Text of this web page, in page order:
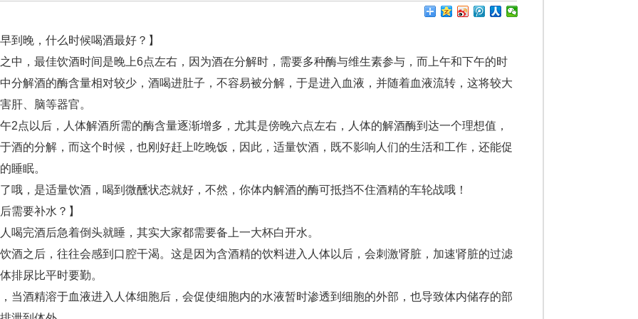
晚，什么时候喝酒最好？】
最佳饮酒时间是晚上6点左右，因为酒在分解时，需要多种酶与维生素参与，而上午和下午的时
分解酒的酶含量相对较少，酒喝进肚子，不容易被分解，于是进入血液，并随着血液流转，这将较大
肝、脑等器官。
以后，人体解酒所需的酶含量逐渐增多，尤其是傍晚六点左右，人体的解酒酶到达一个理想值，
酒的分解，而这个时候，也刚好赶上吃晚饭，因此，适量饮酒，既不影响人们的生活和工作，还能促
睡眠。
是适量饮酒，喝到微醺状态就好，不然，你体内解酒的酶可抵挡不住酒精的车轮战哦！
要补水？】
酒后急着倒头就睡，其实大家都需要备上一大杯白开水。
后，往往会感到口腔干渴。这是因为含酒精的饮料进入人体以后，会刺激肾脏，加速肾脏的过滤
排尿比平时要勤。
精溶于血液进入人体细胞后，会促使细胞内的水液暂时渗透到细胞的外部，也导致体内储存的部